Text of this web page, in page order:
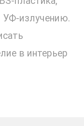
УФ-излучению.
в интерьер